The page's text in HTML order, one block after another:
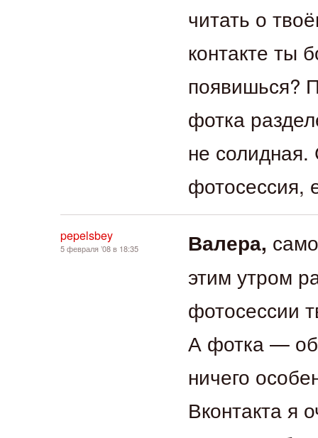
читать о
контакте ты
появишься?
фотка
не
фотосессия,
Валера,
этим утром
фотосессии
А фотка —
ничего
Вконтакта я
pepelsbey
5 февраля ’08 в 18:35